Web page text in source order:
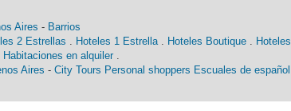
Aires - Barrios
2 Estrellas Hoteles 1 Estrella Hoteles Boutique Hoteles
Habitaciones en alquiler
Aires - City Tours Personal shoppers Escuales de español